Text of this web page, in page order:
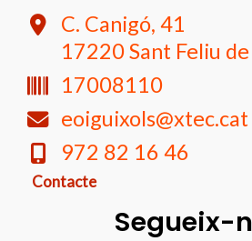
C. Canigó, 41
17220 Sant Feliu
17008110
eoiguixols@xtec.cat
972 82 16 46
Contacte
Segueix-